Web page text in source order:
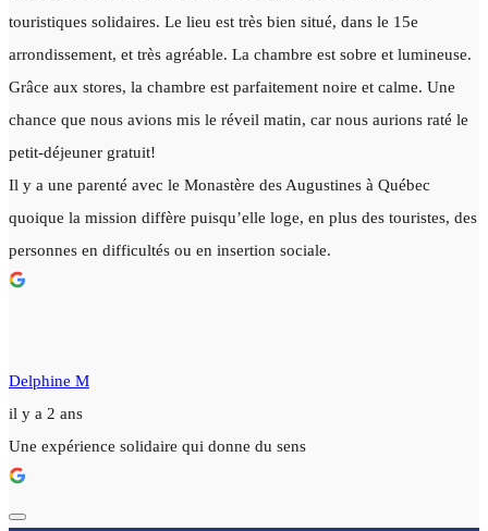
touristiques solidaires. Le lieu est très bien situé, dans le 15e
arrondissement, et très agréable. La chambre est sobre et lumineuse.
Grâce aux stores, la chambre est parfaitement noire et calme. Une
chance que nous avions mis le réveil matin, car nous aurions raté le
petit-déjeuner gratuit!
Il y a une parenté avec le Monastère des Augustines à Québec
quoique la mission diffère puisqu’elle loge, en plus des touristes, des
personnes en difficultés ou en insertion sociale.
Delphine M
il y a 2 ans
Une expérience solidaire qui donne du sens